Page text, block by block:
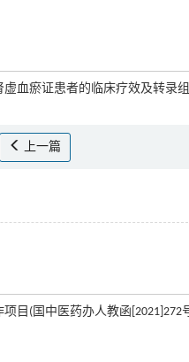
血瘀证患者的临床疗效及转录
上一篇
目(国中医药办人教函[2021]272